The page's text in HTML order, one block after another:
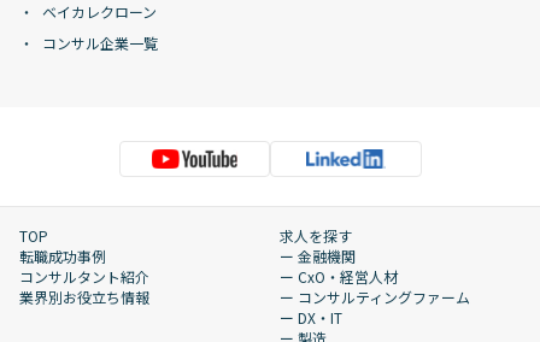
ベイカレクローン
コンサル企業一覧
TOP
転職成功事例
コンサルタント紹介
業界別お役立ち情報
求人を探す
ー 金融機関
ー CxO・経営人材
ー コンサルティングファーム
ー DX・IT
ー 製造